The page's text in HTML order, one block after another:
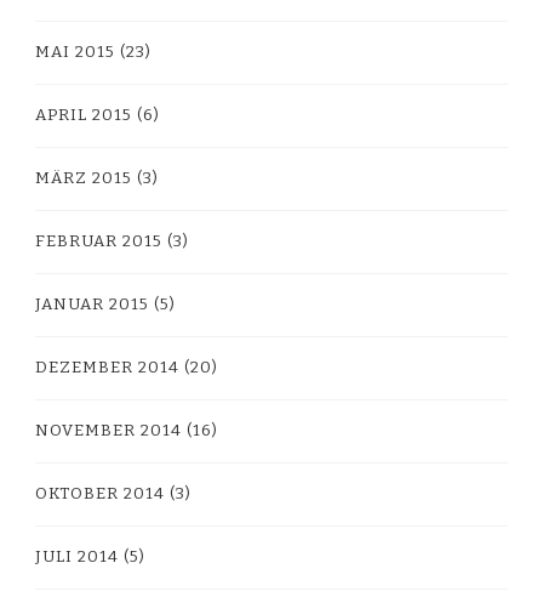
MAI 2015 (23)
APRIL 2015 (6)
MÄRZ 2015 (3)
FEBRUAR 2015 (3)
JANUAR 2015 (5)
DEZEMBER 2014 (20)
NOVEMBER 2014 (16)
OKTOBER 2014 (3)
JULI 2014 (5)